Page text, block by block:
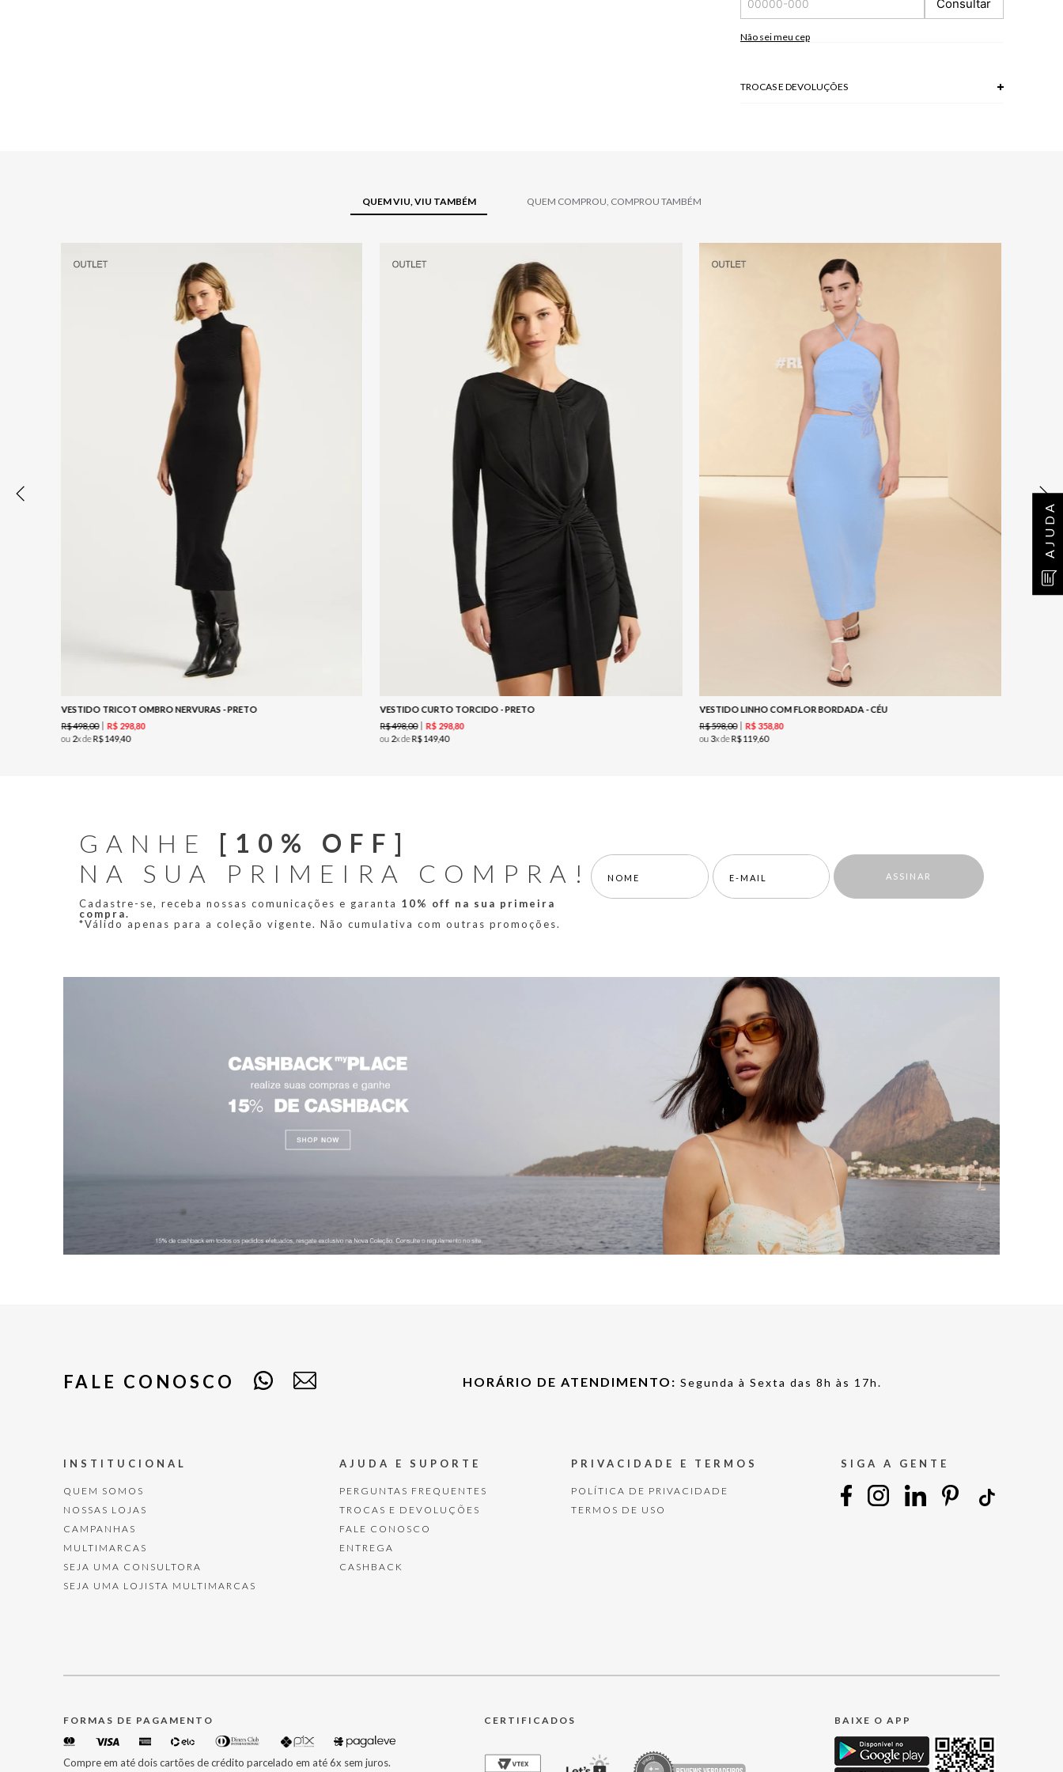
AJUDA
tela/monitor.
Consultar
Não sei meu cep
TROCAS E DEVOLUÇÕES
QUEM VIU, VIU TAMBÉM QUEM COMPROU, COMPROU TAMBÉM
VESTIDO TRICOT OMBRO NERVURAS - PRETO
R$498,00 R$ 298,80
ou 2x deR$149,40
VESTIDO CURTO TORCIDO - PRETO
R$498,00 R$ 298,80
ou 2x deR$149,40
VESTIDO LINHO COM FLOR BORDADA - CÉU
R$598,00 R$358,80
ou 3x deR$ 119,60
GANHE [10% OFF]
NA SUA PRIMEIRA COMPRA!
Cadastre-se, receba nossas comunicações e garanta 10% off na sua primeira
compra.
*Válido apenas para a coleção vigente. Não cumulativa com outras promoções.
ASSINAR
FALE CONOSCO HORÁRIO DE ATENDIMENTO: Segunda à Sexta das 8h às 17h.
INSTITUCIONAL
QUEM SOMOS
NOSSAS LOJAS
CAMPANHAS
MULTIMARCAS
SEJA UMA CONSULTORA
SEJA UMA LOJISTA MULTIMARCAS
AJUDA E SUPORTE
PERGUNTAS FREQUENTES
TROCAS E DEVOLUÇÕES
FALE CONOSCO
ENTREGA
CASHBACK
PRIVACIDADE E TERMOS
POLÍTICA DE PRIVACIDADE
TERMOS DE USO
SIGA A GENTE
FORMAS DE PAGAMENTO
Compre em até dois cartões de crédito parcelado em até 6x sem juros.
CERTIFICADOS BAIXE O APP